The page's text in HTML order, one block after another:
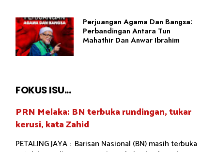
Perjuangan Agama Dan Bangsa:
Perbandingan Antara Tun
Mahathir Dan Anwar Ibrahim
FOKUS ISU...
PRN Melaka: BN terbuka rundingan, tukar
kerusi, kata Zahid
PETALING JAYA : Barisan Nasional (BN) masih terbuka